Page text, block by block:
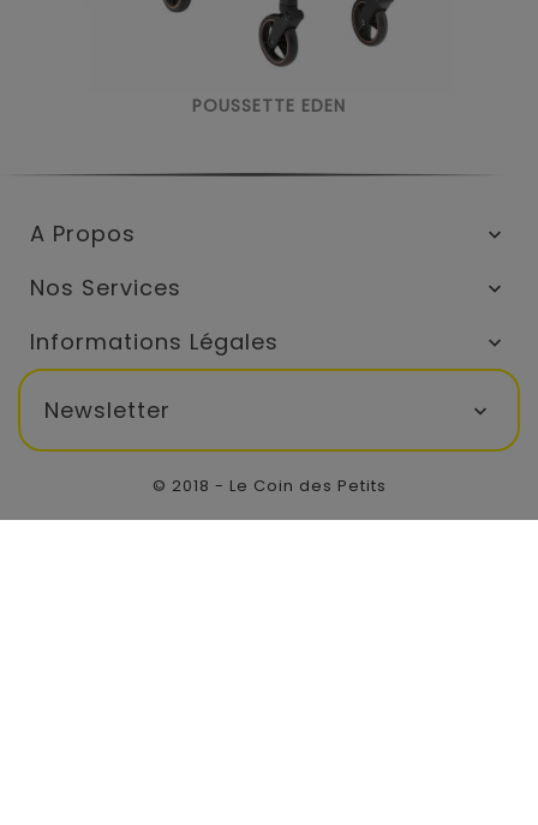
POUSSETTE EDEN
A Propos 
Nos Services 
Informations Légales 
Newsletter 
© 2018 - Le Coin des Petits